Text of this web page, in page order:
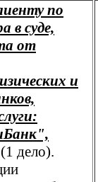
по
в суде,
от
и
(1 дело).